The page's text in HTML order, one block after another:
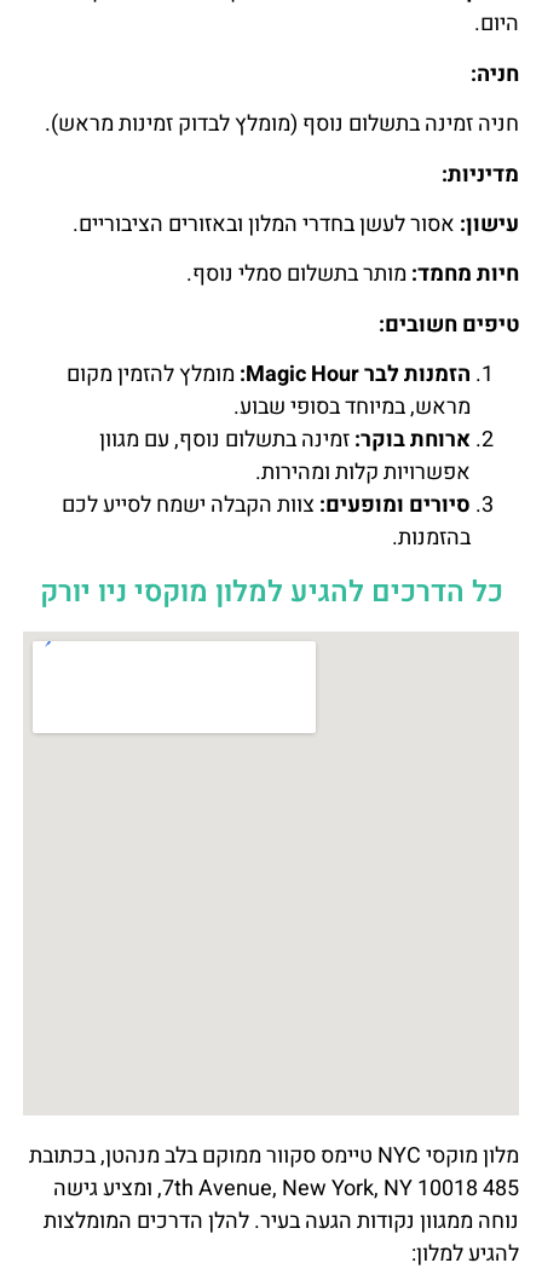
היום.
חניה:
חניה זמינה בתשלום נוסף (מומלץ לבדוק זמינות מראש).
מדיניות:
עישון: אסור לעשן בחדרי המלון ובאזורים הציבוריים.
חיות מחמד: מותר בתשלום סמלי נוסף.
טיפים חשובים:
הזמנות לבר Magic Hour:
מומלץ להזמין מקום
מראש, במיוחד בסופי שבוע.
ארוחת בוקר:זמינה בתשלום נוסף, עם מגוון
אפשרויות קלות ומהירות.
סיורים ומופעים: צוות הקבלה ישמח לסייע לכם
בהזמנות.
כל הדרכים להגיע למלון מוקסי ניו יורק
מלון מוקסי NYC טיימס סקוור ממוקם בלב מנהטן, בכתובת
485 7th Avenue, New York, NY 10018, ומציע גישה
נוחה ממגוון נקודות הגעה בעיר. להלן הדרכים המומלצות
להגיע למלון: